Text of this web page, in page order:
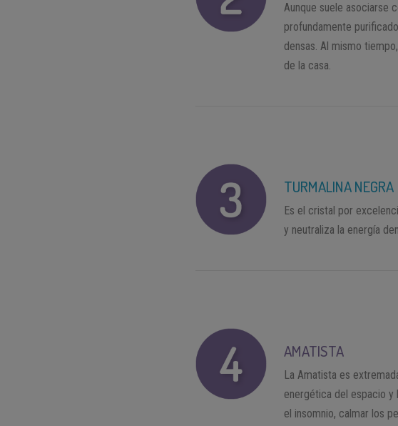
Aunque suele asociarse
profundamente
densas. Al mismo
de la casa.
TURMALINA NEGRA
Es el cristal por
y neutraliza la energía
AMATISTA
La Amatista es
energética del espacio y
el insomnio, calmar los